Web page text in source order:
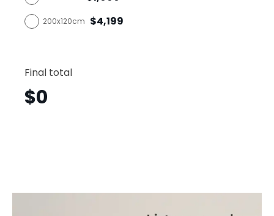
200x120cm $4,199
Final total
$0